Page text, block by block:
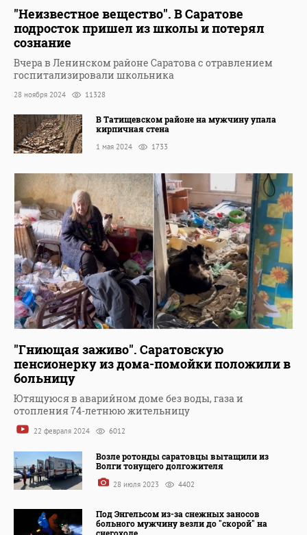
"Неизвестное вещество". В Саратове
подросток пришел из школы и потерял
сознание
Вчера в Ленинском районе Саратова с отравлением
госпитализировали школьника
28 ноября 2024 11328
В Татищевском районе на мужчину упала
кирпичная стена
1 мая 2024 1733
"Гниющая заживо". Саратовскую
пенсионерку из дома-помойки положили в
больницу
Ютящуюся в аварийном доме без воды, газа и
отопления 74-летнюю жительницу
22 февраля 2024 6012
Возле ротонды саратовцы вытащили из
Волги тонущего долгожителя
28 июля 2023 4402
Под Энгельсом из-за снежных заносов
больного мужчину везли до "скорой" на
снегоходе